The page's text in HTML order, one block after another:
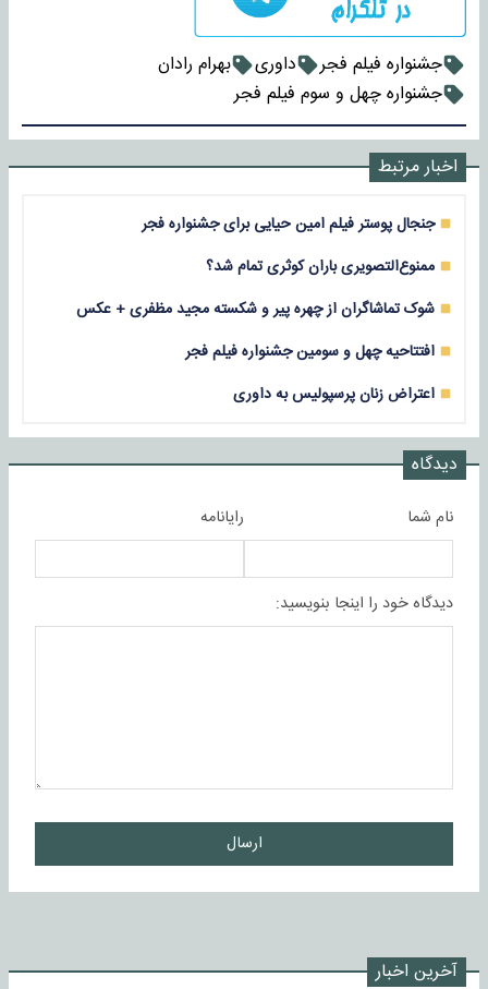
جشنواره فیلم فجر داوری
بهرام رادان
جشنواره چهل و سوم فیلم فجر
اخبار مرتبط
جنجال پوستر فیلم امین حیایی برای جشنواره فجر
ممنوع‌التصویری باران کوثری تمام شد؟
شوک تماشاگران از چهره پیر و شکسته مجید مظفری + عکس
افتتاحیه چهل و سومین جشنواره فیلم فجر
اعتراض زنان پرسپولیس به داوری
دیدگاه
نام شما رایانامه
دیدگاه خود را اینجا بنویسید:
ارسال
آخرین اخبار